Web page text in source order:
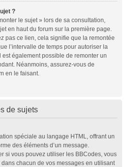
?
le sujet » lors de sa consultation,
en haut du forum sur la première page.
pas ce lien, cela signifie que la remontée
l’intervalle de temps pour autoriser la
est également possible de remonter un
Néanmoins, assurez-vous de
en le faisant.
de sujets
spéciale au langage HTML, offrant un
des éléments d’un message.
si vous pouvez utiliser les BBCodes, vous
chacun de vos messages en utilisant